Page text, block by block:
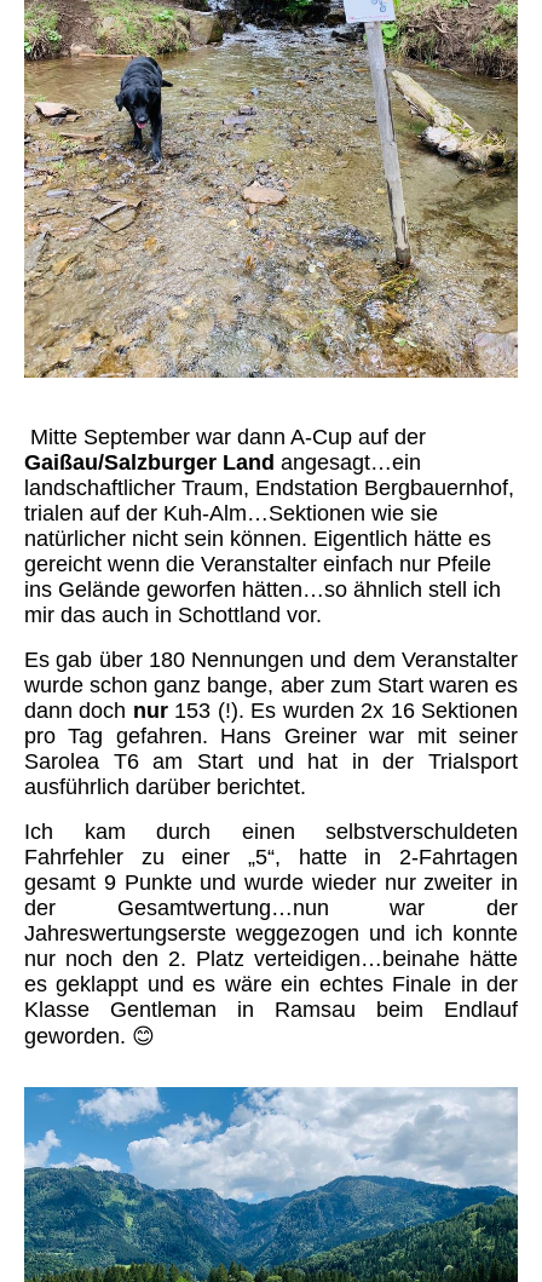
Mitte September war dann A-Cup auf der
Gaißau/Salzburger Land angesagt…ein
landschaftlicher Traum, Endstation Bergbauernhof,
trialen auf der Kuh-Alm…Sektionen wie sie
natürlicher nicht sein können. Eigentlich hätte es
gereicht wenn die Veranstalter einfach nur Pfeile
ins Gelände geworfen hätten…so ähnlich stell ich
mir das auch in Schottland vor.
Es gab über 180 Nennungen und dem Veranstalter
wurde schon ganz bange, aber zum Start waren es
dann doch nur153 (!). Es wurden 2x 16 Sektionen
pro Tag gefahren. Hans Greiner war mit seiner
Sarolea T6 am Start und hat in der Trialsport
ausführlich darüber berichtet.
Ich kam durch einen selbstverschuldeten
Fahrfehler zu einer „5“, hatte in 2-Fahrtagen
gesamt 9 Punkte und wurde wieder nur zweiter in
der Gesamtwertung…nun war der
Jahreswertungserste weggezogen und ich konnte
nur noch den 2. Platz verteidigen…beinahe hätte
es geklappt und es wäre ein echtes Finale in der
Klasse Gentleman in Ramsau beim Endlauf
geworden. 😊